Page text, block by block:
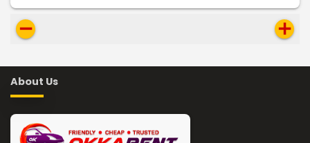
remove add
About Us